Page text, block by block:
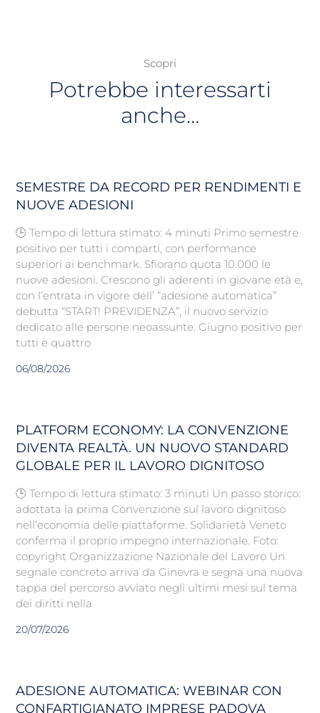
Scopri
Potrebbe interessarti
anche…
SEMESTRE DA RECORD PER RENDIMENTI E
NUOVE ADESIONI
🕒 Tempo di lettura stimato: 4 minuti Primo semestre
positivo per tutti i comparti, con performance
superiori ai benchmark. Sfiorano quota 10.000 le
nuove adesioni. Crescono gli aderenti in giovane età e,
con l’entrata in vigore dell’ “adesione automatica”
debutta “START! PREVIDENZA”, il nuovo servizio
dedicato alle persone neoassunte. Giugno positivo per
tutti e quattro
06/08/2026
PLATFORM ECONOMY: LA CONVENZIONE
DIVENTA REALTÀ. UN NUOVO STANDARD
GLOBALE PER IL LAVORO DIGNITOSO
🕒 Tempo di lettura stimato: 3 minuti Un passo storico:
adottata la prima Convenzione sul lavoro dignitoso
nell’economia delle piattaforme. Solidarietà Veneto
conferma il proprio impegno internazionale. Foto:
copyright Organizzazione Nazionale del Lavoro Un
segnale concreto arriva da Ginevra e segna una nuova
tappa del percorso avviato negli ultimi mesi sul tema
dei diritti nella
20/07/2026
ADESIONE AUTOMATICA: WEBINAR CON
CONFARTIGIANATO IMPRESE PADOVA